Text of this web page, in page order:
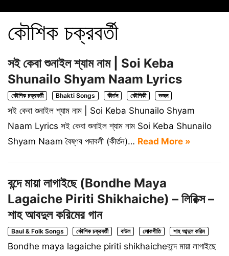
কৌশিক চক্রবর্তী
সই কেবা শুনাইল শ্যাম নাম | Soi Keba
Shunailo Shyam Naam Lyrics
কৌশিক চক্রবর্তী Bhakti Songs কীর্তন কৌশিকী ভজন
সই কেবা শুনাইল শ্যাম নাম | Soi Keba Shunailo Shyam
Naam Lyrics সই কেবা শুনাইল শ্যাম নাম Soi Keba Shunailo
Shyam Naam বৈষ্ণব পদাবলী (কীর্তন)… Read More »
বন্দে মায়া লাগাইছে (Bondhe Maya
Lagaiche Piriti Shikhaiche) – লিরিক্স –
শাহ আবদুল করিমের গান
Baul & Folk Songs কৌশিক চক্রবর্তী বাউল লোকগীতি শাহ আব্দুল করিম
Bondhe maya lagaiche piriti shikhaicheবন্দে মায়া লাগাইছে